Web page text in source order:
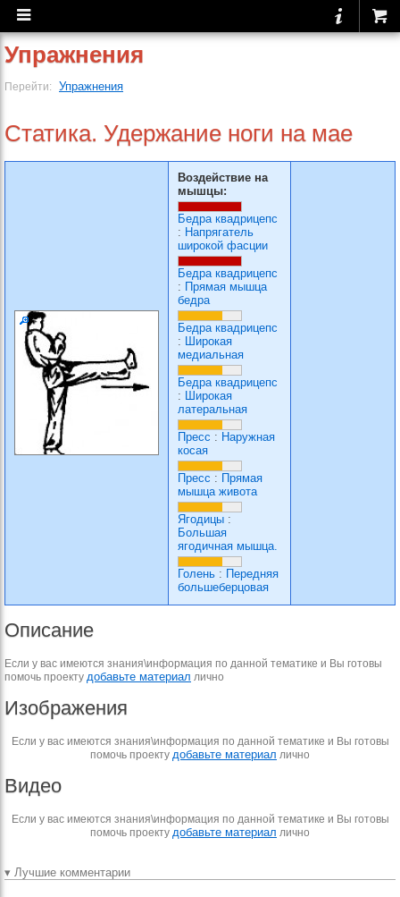
Упражнения
Перейти: Упражнения
Статика. Удержание ноги на мае
Воздействие на
мышцы:
Бедра квадрицепс
: Напрягатель
широкой фасции
Бедра квадрицепс
: Прямая мышца
бедра
Бедра квадрицепс
: Широкая
медиальная
Бедра квадрицепс
: Широкая
латеральная
Пресс : Наружная
косая
Пресс : Прямая
мышца живота
Ягодицы :
Большая
ягодичная мышца.
Голень : Передняя
большеберцовая
Описание
Если у вас имеются знания\информация по данной тематике и Вы готовы
помочь проекту добавьте материал лично
Изображения
Если у вас имеются знания\информация по данной тематике и Вы готовы
помочь проекту добавьте материал лично
Видео
Если у вас имеются знания\информация по данной тематике и Вы готовы
помочь проекту добавьте материал лично
▾ Лучшие комментарии